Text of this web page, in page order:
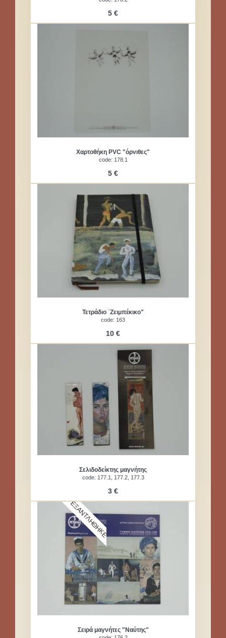
5 €
Χαρτοθήκη PVC "όρνιθες"
code: 178.1
5 €
Τετράδιο ¨Ζειμπέκικο"
code: 163
10 €
Σελιδοδείκτης μαγνήτης
code: 177.1, 177.2, 177.3
3 €
Σειρά μαγνήτες "Ναύτης"
ΕΞΑΝΤΛΗΘΗΚΕ